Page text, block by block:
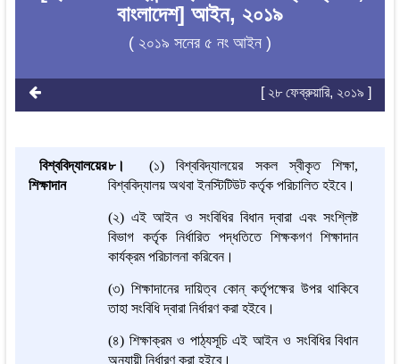
বাংলাদেশ] আইন, ২০১৯
( ২০১৯ সনের ৫ নং আইন )
[ ২৮ ফেব্রুয়ারি, ২০১৯ ]
বিশ্ববিদ্যালয়ের
শিক্ষাদান
৮।
(১) বিশ্ববিদ্যালয়ের সকল স্বীকৃত শিক্ষা,
বিশ্ববিদ্যালয় অথবা ইনস্টিটিউট কর্তৃক পরিচালিত হইবে।
(২) এই আইন ও সংবিধির বিধান দ্বারা এবং সংশ্লিষ্ট
বিভাগ কর্তৃক নির্ধারিত পদ্ধতিতে শিক্ষকগণ শিক্ষাদান
কার্যক্রম পরিচালনা করিবেন।
(৩) শিক্ষাদানের দায়িত্ব কোন্ কর্তৃপক্ষের উপর থাকিবে
তাহা সংবিধি দ্বারা নির্ধারণ করা হইবে।
(৪) শিক্ষাক্রম ও পাঠ্যসূচি এই আইন ও সংবিধির বিধান
অনুযায়ী নির্ধারণ করা হইবে।